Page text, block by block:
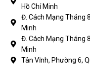
Hồ Chí Minh
Đ. Cách Mạng Tháng
Minh
Đ. Cách Mạng Tháng
Minh
Tân Vĩnh, Phường 6,